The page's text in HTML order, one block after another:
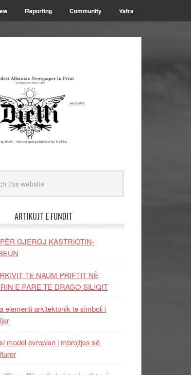
Reporting Community Vatra
ARTIKUJT E FUNDIT
GJERGJ KASTRIOTIN-
TE NAUM PRIFTIT NË
E PARE TE DRAGO SILIQIT
elementi arkitektonik te simboli i
model evropian i mbrojtjes së